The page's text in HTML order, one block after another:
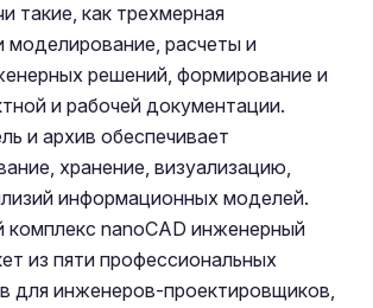
такие, как трехмерная
моделирование, расчеты и
решений, формирование и
и рабочей документации.
и архив обеспечивает
хранение, визуализацию,
информационных моделей.
комплекс nanoCAD инженерный
из пяти профессиональных
для инженеров-проектировщиков,